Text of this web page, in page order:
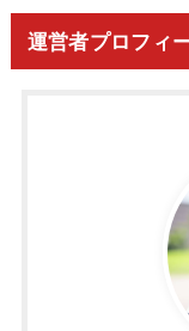
運営者プロフィ